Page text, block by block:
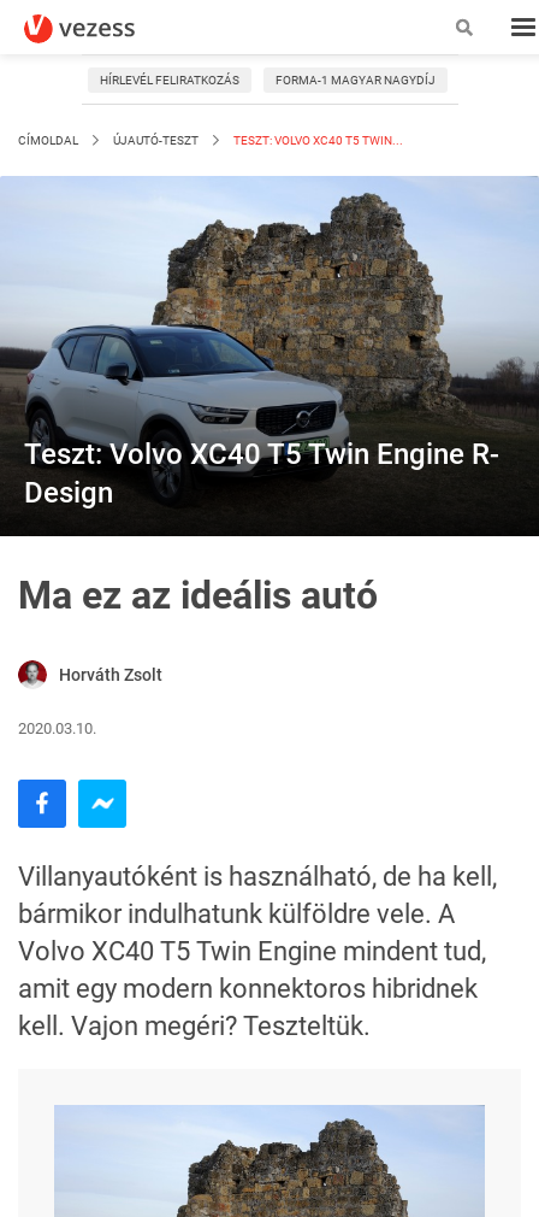
HÍRLEVÉL FELIRATKOZÁS FORMA-1 MAGYAR NAGYDÍJ
CÍMOLDAL ÚJAUTÓ-TESZT TESZT: VOLVO XC40 T5 TWIN...
Teszt: Volvo XC40 T5 Twin Engine R-
Design
Ma ez az ideális autó
Horváth Zsolt
2020.03.10.
Villanyautóként is használható, de ha kell,
bármikor indulhatunk külföldre vele. A
Volvo XC40 T5 Twin Engine mindent tud,
amit egy modern konnektoros hibridnek
kell. Vajon megéri? Teszteltük.